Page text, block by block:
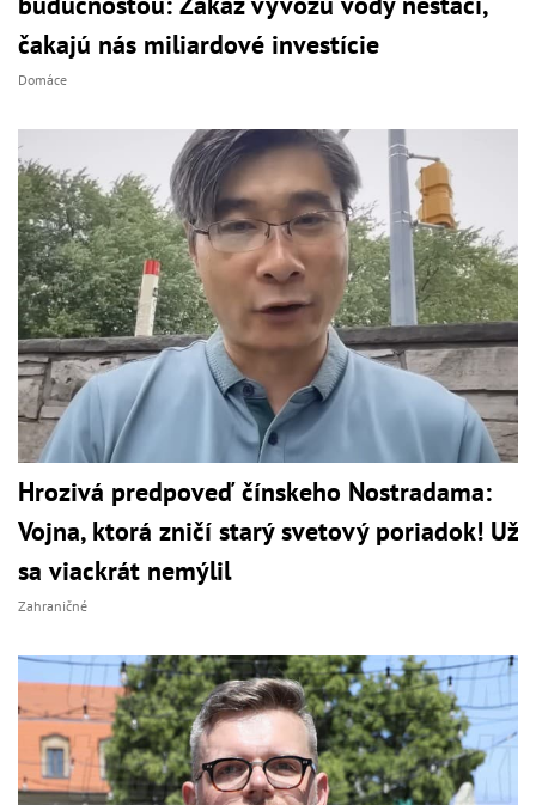
čakajú nás miliardové investície
Domáce
Hrozivá predpoveď čínskeho Nostradama:
Vojna, ktorá zničí starý svetový poriadok! Už
sa viackrát nemýlil
Zahraničné